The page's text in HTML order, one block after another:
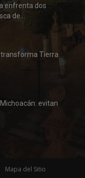
enfrenta dos
de...
transforma Tierra
evitan
Mapa del Sitio